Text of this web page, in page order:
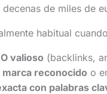
de miles de
habitual
valioso (backlinks,
reconocido o
con palabras